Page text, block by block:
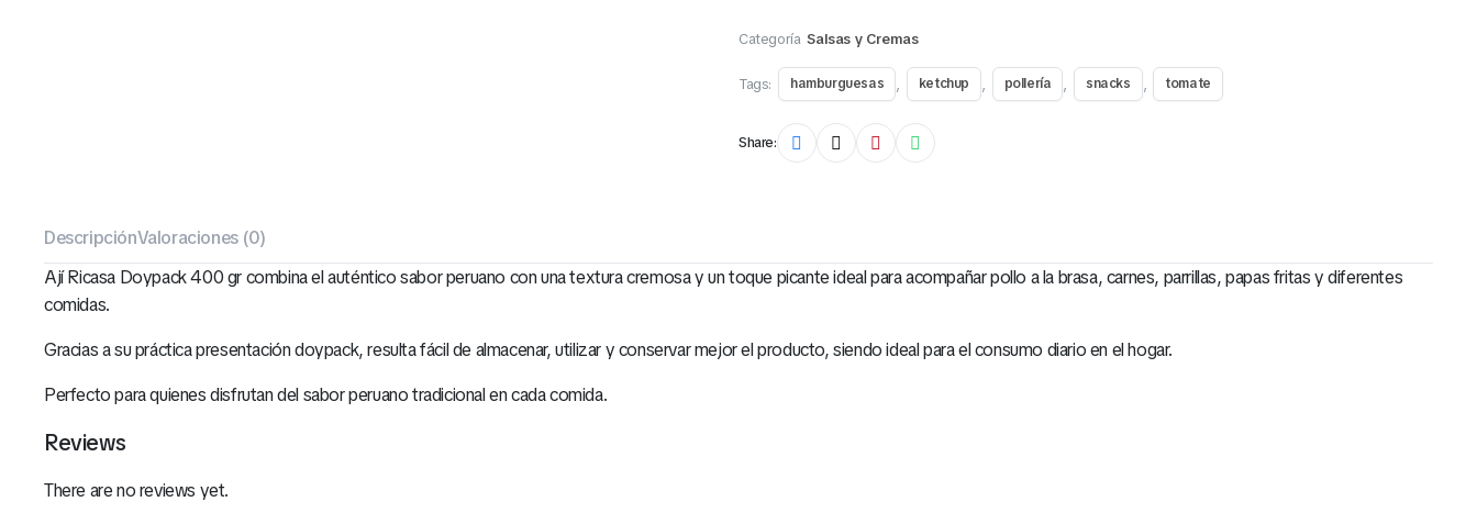
Categoría Salsas y Cremas
Tags: hamburguesas , ketchup , pollería , snacks , tomate
Share:
DescripciónValoraciones (0)
Ají Ricasa Doypack 400 gr combina el auténtico sabor peruano con una textura cremosa y un toque picante ideal para acompañar pollo a la brasa, carnes, parrillas, papas fritas y diferentes
comidas.
Gracias a su práctica presentación doypack, resulta fácil de almacenar, utilizar y conservar mejor el producto, siendo ideal para el consumo diario en el hogar.
Perfecto para quienes disfrutan del sabor peruano tradicional en cada comida.
Reviews
There are no reviews yet.